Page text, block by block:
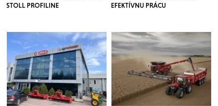
STOLL PROFILINE
EFEKTÍVNU PRÁCU